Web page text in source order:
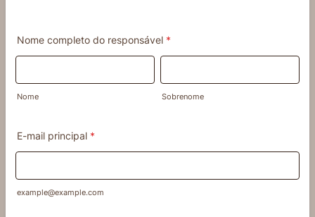
Nome completo do responsável *
Nome Sobrenome
E-mail principal *
example@example.com